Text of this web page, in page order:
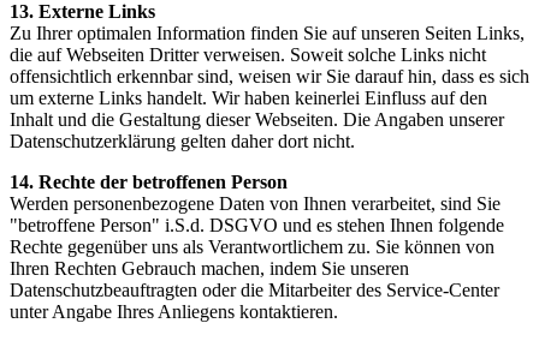
13. Externe Links
Zu Ihrer optimalen Information finden Sie auf unseren Seiten Links,
die auf Webseiten Dritter verweisen. Soweit solche Links nicht
offensichtlich erkennbar sind, weisen wir Sie darauf hin, dass es sich
um externe Links handelt. Wir haben keinerlei Einfluss auf den
Inhalt und die Gestaltung dieser Webseiten. Die Angaben unserer
Datenschutzerklärung gelten daher dort nicht.
14. Rechte der betroffenen Person
Werden personenbezogene Daten von Ihnen verarbeitet, sind Sie
"betroffene Person" i.S.d. DSGVO und es stehen Ihnen folgende
Rechte gegenüber uns als Verantwortlichem zu. Sie können von
Ihren Rechten Gebrauch machen, indem Sie unseren
Datenschutzbeauftragten oder die Mitarbeiter des Service-Center
unter Angabe Ihres Anliegens kontaktieren.